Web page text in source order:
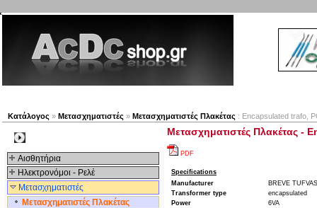
Κατάλογος » Μετασχηματιστές » Μετασχηματιστές Πλακέτας : Encapsulated trafo,
Αισθητήρια
Ηλεκτρονόμοι - Ρελέ
Μετασχηματιστές
Μετασχηματιστές Πλακέτας
Μετασχηματιστές Πλακέτας -
PDF
Specifications
Manufacturer
BREVE
Transformer type
encapsulated
Power
6VA